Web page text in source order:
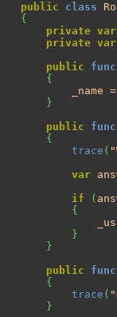
public
class
{
private var
private var
public
{
}
public
{
trace (
var
if
(
{
}
}
public
{
trace (
}